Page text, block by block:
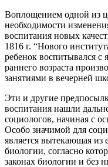
Воплощением одной из
необходимости
воспитания новых
1816 г. “Нового
ребенок воспитывался с
раннего возраста
занятиями в вечерней
Эти и другие
воспитания нашли
социологов, начиная с
Особо значимой для
является вытекающая из
биологии, согласно
законах биологии и без